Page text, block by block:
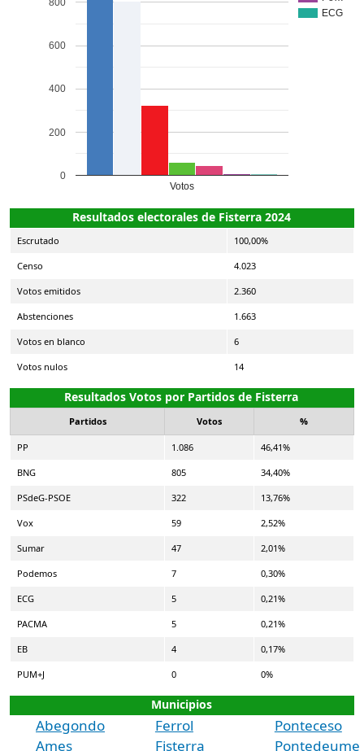
ECG
Votos
0
200
400
600
800
Resultados electorales de Fisterra 2024
Escrutado 100,00%
Censo 4.023
Votos emitidos 2.360
Abstenciones 1.663
Votos en blanco 6
Votos nulos 14
Resultados Votos por Partidos de Fisterra
Partidos Votos %
PP 1.086 46,41%
BNG 805 34,40%
PSdeG-PSOE 322 13,76%
Vox 59 2,52%
Sumar 47 2,01%
Podemos 7 0,30%
ECG 5 0,21%
PACMA 5 0,21%
EB 4 0,17%
PUM+J 0 0%
Municipios
Abegondo
Ames
Ferrol
Fisterra
Ponteceso
Pontedeume